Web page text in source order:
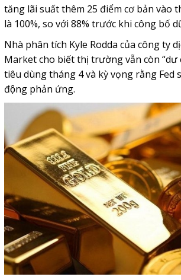
tăng lãi suất thêm 25 điểm cơ bản vào
là 100%, so với 88% trước khi công bố
Nhà phân tích Kyle Rodda của công ty
Market cho biết thị trường vẫn còn “dư
tiêu dùng tháng 4 và kỳ vọng rằng Fed
động phản ứng.